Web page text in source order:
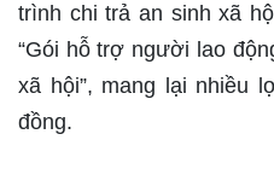
trình chi trả an sinh xã
“Gói hỗ trợ người lao
xã hội”, mang lại nhiều
đồng.